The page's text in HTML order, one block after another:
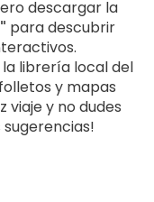
para descubrir
librería local del
y mapas
viaje y no dudes